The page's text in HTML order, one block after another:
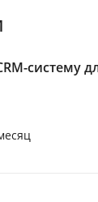
систему